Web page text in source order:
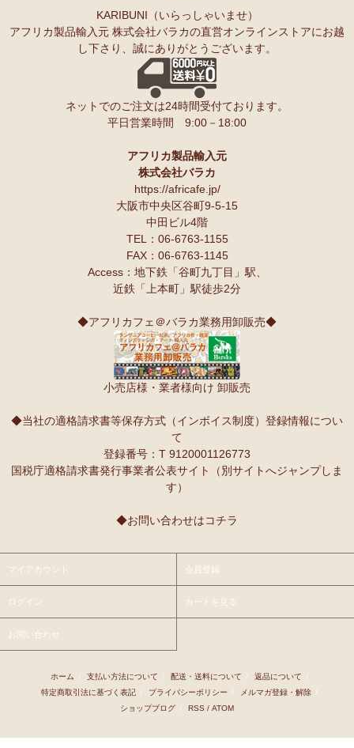
10/20：ミニころりんハンドバッグ～キテンゲ本革仕立て～キテ
ンゲ◇ハイクオリティ◇で仕立てた新作登場！『ニッポンの技×ア
長財布L字ファスナー～キテンゲ本革仕立て
ハイクオリティ◇で仕立てた新作登場！『ニッポンの技×アフリカ
天然石ソープストーン オブジェ カバ絵皿
アフリカンキーホルダー バッグチャーム
リカ雑貨コーナー新入荷！
ティンガティンガ・アート～ロングサイズ（縦長・横長）
10/10：ティンガティンガ・アート～Lサイズの作品 新入荷！作家
名ごとに2つのカテゴリーでご紹介します
開催決定！【特別企画】ティンガティンガ・アーティスト
に弟子入り体験ワークショップ
〈1日コース〉〈2日コース〉 参加予約受付中！
レギュラーカラー半袖シャツ～キテンゲ◇ハイクオリティ
【MOTTAINAI】～もったいない～カシューナッツ ワケあ
り 賞味期限間近セール！
【予約開始】ティンガティンガ・カレンダー『ティンガテ
テンゲ◇ハイクオリティ◇で仕立てた新作登場！
◇で仕立てた新作登場！『ニッポンの技×アフリカの色』
手彫り金細工ジュエリー 新入荷！～ザンジバル金職人のハ
実は、昨年4月にイベントで購入して以来、未使用だったのですが、
年明けから使い始め、これはおいしい！と思い、今回たくさん購入さ
せていただきました。
友人にもプレゼントしたいと思います♪
スパイスが持つ可能性も奥深いですよね。
Ｓさまより カシューナッツへのご感想
こんにちは。昨夜コーヒーとカシューナッツを受け取りました。
でカリカリとしてローストの感じもよく豆本来の甘みもあり、とても
夫も私もナッツ類が大好きで、食べだしたら止まりません。
Ｏさまより キテンゲ オトナのステテコパンツへのご感想
生地が薄く涼しい。動きやすい。履きやすい。
小学一年の授業で、世界の民話を読もうということで、『しんぞうと
ひげ』を読ませてもらいました。
クラスで読み聞かせをすると、子ども達の笑顔があっと言う間に満開
顔を見合わせて笑う子ども、お腹を抱えて笑う子ども、面白すぎる
ー！と声をあげて笑う子ども、、、
Ｓさまより ティンガティンガ・アートへのご感想
先日購入させて頂いた絵は大変気にいっています。
また、ダウディのほかの作品を紹介して頂き、ありがとうございま
す。他にも2点気になる作品があります。
アフリカらしいデザインで素敵です。形もいいけど、色も素敵！
今着けているネックレスと合わせて2つを重ねづけを楽しみます！
Ｙさまより 紅茶アフリカンプライドへのご感想
ミルクティーで飲むとすごく美味しいです。
Ｋさまより ■初めての方限定■全国送料無料■カフェアフリ
カ・バラカへのご感想
KARIBUNI（いらっしゃいませ）
アフリカ製品輸入元 株式会社バラカの直営オンラインストアにお越
し下さり、誠にありがとうございます。
ネットでのご注文は24時間受付ております。
平日営業時間 9:00－18:00
アフリカ製品輸入元
株式会社バラカ
https://africafe.jp/
大阪市中央区谷町9-5-15
中田ビル4階
TEL：06-6763-1155
FAX：06-6763-1145
Access：地下鉄「谷町九丁目」駅、
近鉄「上本町」駅徒歩2分
◆アフリカフェ＠バラカ業務用卸販売◆
小売店様・業者様向け 卸販売
◆当社の適格請求書等保存方式（インボイス制度）登録情報につい
て
登録番号：T 9120001126773
国税庁適格請求書発行事業者公表サイト（別サイトへジャンプしま
す）
◆お問い合わせはコチラ
マイアカウント 会員登録
ログイン カートを見る
お問い合わせ
ホーム / 支払い方法について / 配送・送料について / 返品について
/
特定商取引法に基づく表記 / プライバシーポリシー / メルマガ登録・解除 /
ショップブログ / RSS / ATOM